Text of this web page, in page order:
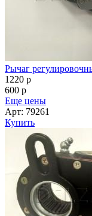
Рычаг
1220 p
600 p
Еще цены
Арт: 79261
Купить